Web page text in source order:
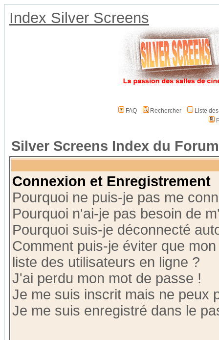
Index Silver Screens
FAQ Rechercher
Liste
Silver Screens Index du Forum
Connexion et Enregistrement
Pourquoi ne puis-je pas me
Pourquoi n'ai-je pas besoin de
Pourquoi suis-je déconnecté
Comment puis-je éviter que
liste des utilisateurs en ligne ?
J'ai perdu mon mot de passe !
Je me suis inscrit mais ne peux
Je me suis enregistré dans le